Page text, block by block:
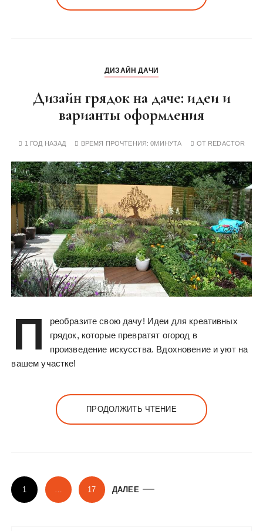
ДИЗАЙН ДАЧИ
Дизайн грядок на даче: идеи и
варианты оформления
1 ГОД НАЗАД ВРЕМЯ ПРОЧТЕНИЯ:0МИНУТА ОТ REDACTOR
П
реобразите свою дачу! Идеи для креативных
грядок, которые превратят огород в
произведение искусства. Вдохновение и уют на
вашем участке!
ПРОДОЛЖИТЬ ЧТЕНИЕ
П
а
1 17 ДАЛЕЕ